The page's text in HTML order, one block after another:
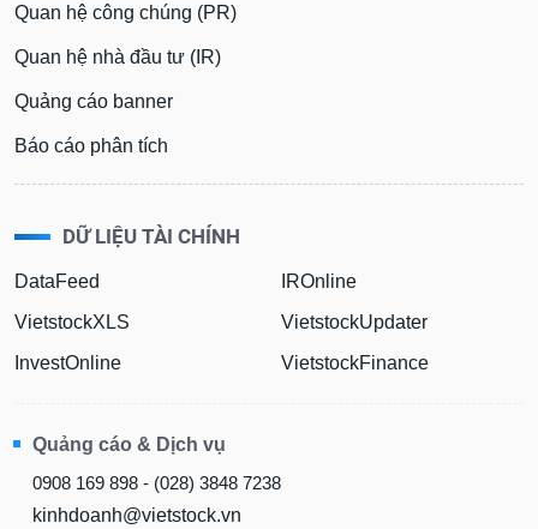
Quan hệ công chúng (PR)
Quan hệ nhà đầu tư (IR)
Quảng cáo banner
Báo cáo phân tích
DỮ LIỆU TÀI CHÍNH
DataFeed
VietstockXLS
InvestOnline
IROnline
VietstockUpdater
VietstockFinance
Quảng cáo & Dịch vụ
0908 169 898 - (028) 3848 7238
kinhdoanh@vietstock.vn